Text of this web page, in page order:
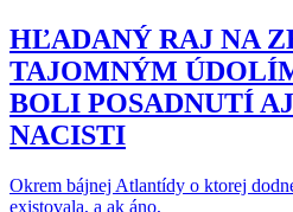
HĽADANÝ RAJ NA
TAJOMNÝM
BOLI POSADNUTÍ
NACISTI
Okrem bájnej Atlantídy o ktorej
existovala, a ak áno,